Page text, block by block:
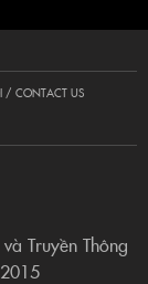
/ CONTACT US
Truyền Thông